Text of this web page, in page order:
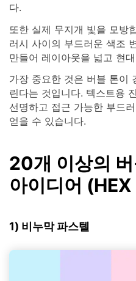
다.
또한 실제 무지개 빛을 모방
러시 사이의 부드러운 색조
만들어 레이아웃을 넓고 현
가장 중요한 것은 버블 톤이
린다는 것입니다. 텍스트용
선명하고 접근 가능한 부드
얻을 수 있습니다.
20개 이상의
아이디어
1) 비누막 파스텔